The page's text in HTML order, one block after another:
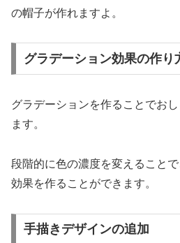
の帽子が作れますよ。
グラデーション効果の作り
グラデーションを作ることでお
ます。
段階的に色の濃度を変えること
効果を作ることができます。
手描きデザインの追加